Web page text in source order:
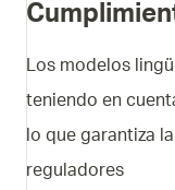
Los modelos
teniendo en
lo que garantiza
reguladores